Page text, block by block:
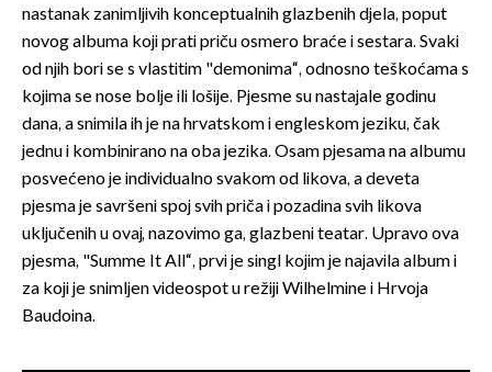
nastanak zanimljivih konceptualnih glazbenih djela, poput
novog albuma koji prati priču osmero braće i sestara. Svaki
od njih bori se s vlastitim "demonima“, odnosno teškoćama s
kojima se nose bolje ili lošije. Pjesme su nastajale godinu
dana, a snimila ih je na hrvatskom i engleskom jeziku, čak
jednu i kombinirano na oba jezika. Osam pjesama na albumu
posvećeno je individualno svakom od likova, a deveta
pjesma je savršeni spoj svih priča i pozadina svih likova
uključenih u ovaj, nazovimo ga, glazbeni teatar. Upravo ova
pjesma, "Summe It All“, prvi je singl kojim je najavila album i
za koji je snimljen videospot u režiji Wilhelmine i Hrvoja
Baudoina.